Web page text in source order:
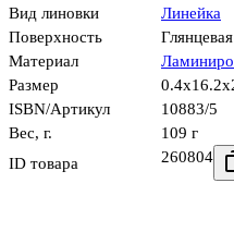
Вид линовки
Линейка
Поверхность
Глянцевая
Материал
Размер
ISBN/Артикул
10883/5
Вес, г.
109 г
ID товара
260804